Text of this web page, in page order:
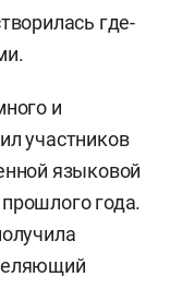
где-
и
участников
языковой
года.